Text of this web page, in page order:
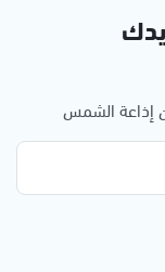
إذاعة الشمس